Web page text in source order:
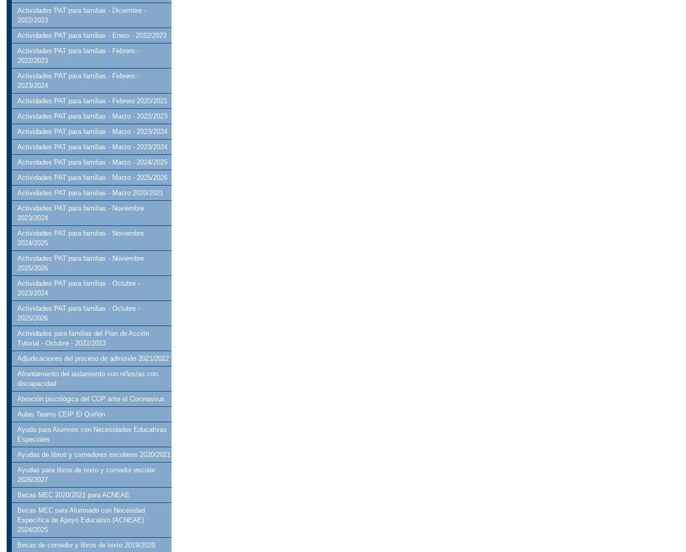
Actividades PAT para familias - Diciembre -
2022/2023
Actividades PAT para familias - Enero - 2022/2023
Actividades PAT para familias - Febrero -
2022/2023
Actividades PAT para familias - Febrero -
2023/2024
Actividades PAT para familias - Febrero 2020/2021
Actividades PAT para familias - Marzo - 2022/2023
Actividades PAT para familias - Marzo - 2023/2024
Actividades PAT para familias - Marzo - 2023/2024
Actividades PAT para familias - Marzo - 2024/2025
Actividades PAT para familias - Marzo - 2025/2026
Actividades PAT para familias - Marzo 2020/2021
Actividades PAT para familias - Noviembre
2023/2024
Actividades PAT para familias - Noviembre
2024/2025
Actividades PAT para familias - Noviembre
2025/2026
Actividades PAT para familias - Octubre -
2023/2024
Actividades PAT para familias - Octubre -
2025/2026
Actividades para familias del Plan de Acción
Tutorial - Octubre - 2022/2023
Adjudicaciones del proceso de admisión 2021/2022
Afrontamiento del aislamiento con niños/as con
discapacidad
Atención psicológica del COP ante el Coronavirus
Aulas Teams CEIP El Quiñón
Ayuda para Alumnos con Necesidades Educativas
Especiales
Ayudas de libros y comedores escolares 2020/2021
Ayudas para libros de texto y comedor escolar
2026/2027
Becas MEC 2020/2021 para ACNEAE
Becas MEC para Alumnado con Necesidad
Específica de Apoyo Educativo (ACNEAE)
2024/2025
Becas de comedor y libros de texto 2019/2020